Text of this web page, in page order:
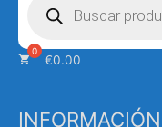
productos
€0.00
INFORMACIÓN